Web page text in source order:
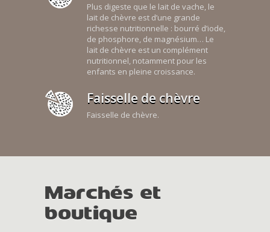
Plus digeste que le lait de vache, le
lait de chèvre est d’une grande
richesse nutritionnelle : bourré d’iode,
de phosphore, de magnésium… Le
lait de chèvre est un complément
nutritionnel, notamment pour les
enfants en pleine croissance.
Faisselle de chèvre
Faisselle de chèvre.
Marchés et
boutique